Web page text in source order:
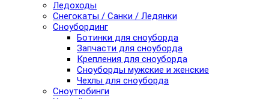
Ледоходы
Снегокаты / Санки / Ледянки
Сноубординг
Ботинки для сноуборда
Запчасти для сноуборда
Крепления для сноуборда
Сноуборды мужские и женские
Чехлы для сноуборда
Сноутюбинги